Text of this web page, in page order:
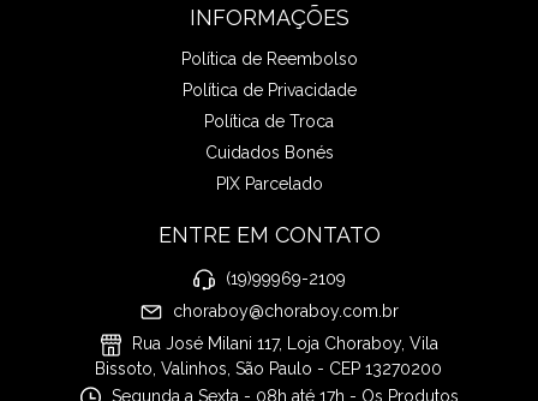
INFORMAÇÕES
Política de Reembolso
Política de Privacidade
Política de Troca
Cuidados Bonés
PIX Parcelado
ENTRE EM CONTATO
(19)99969-2109
choraboy@choraboy.com.br
Rua José Milani 117, Loja Choraboy, Vila
Bissoto, Valinhos, São Paulo - CEP 13270200
Segunda a Sexta - 08h até 17h - Os Produtos